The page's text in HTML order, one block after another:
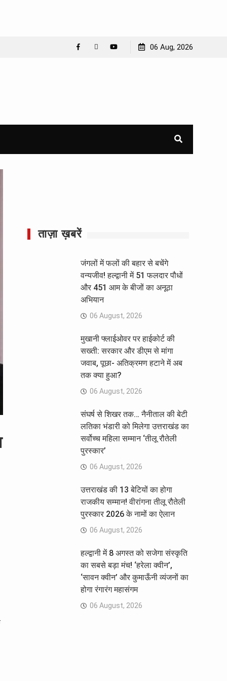
06 Aug, 2026
ताज़ा ख़बरें
जंगलों में फलों की बहार से बचेंगे
वन्यजीव! हल्द्वानी में 51 फलदार पौधों
और 451 आम के बीजों का अनूठा
अभियान
06 August, 2026
मुखानी फ्लाईओवर पर हाईकोर्ट की
सख्ती: सरकार और डीएम से मांगा
जवाब, पूछा- अतिक्रमण हटाने में अब
तक क्या हुआ?
06 August, 2026
संघर्ष से शिखर तक… नैनीताल की बेटी
लतिका भंडारी को मिलेगा उत्तराखंड का
सर्वोच्च महिला सम्मान ‘तीलू रौतेली
पुरस्कार’
06 August, 2026
उत्तराखंड की 13 बेटियों का होगा
राजकीय सम्मान! वीरांगना तीलू रौतेली
पुरस्कार 2026 के नामों का ऐलान
06 August, 2026
हल्द्वानी में 8 अगस्त को सजेगा संस्कृति
का सबसे बड़ा मंच! ‘हरेला क्वीन’,
‘सावन क्वीन’ और कुमाऊँनी व्यंजनों का
होगा रंगारंग महासंगम
06 August, 2026